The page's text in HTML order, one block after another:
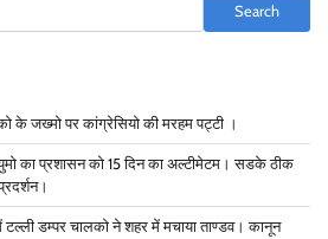
Search
के जख्मो पर कांग्रेसियो की मरहम पट्टी ।
का प्रशासन को 15 दिन का अल्टीमेटम। सडके ठीक
डम्पर चालको ने शहर में मचाया ताण्डव। कानून